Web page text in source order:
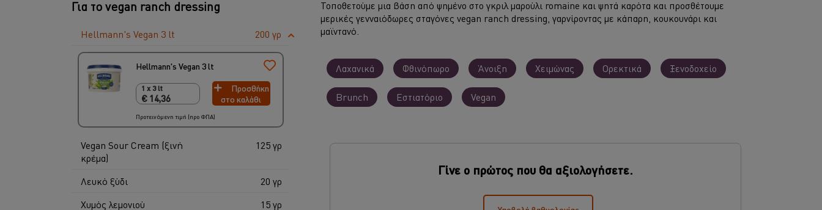
Για το vegan ranch dressing
Hellmann's Vegan 3 lt 200 γρ
Hellmann's Vegan 3 lt
1 x 3 lt
€ 14,36
1 x 3 lt
€ 14,36
Προσθήκη
στο καλάθι
Προτεινόμενη τιμή (προ ΦΠΑ)
Vegan Sour Cream (ξινή
κρέμα)
125 γρ
Λευκό ξύδι
20 γρ
Χυμός λεμονιού
15 γρ
Τοποθετούμε μια βάση από ψημένο στο γκριλ μαρούλι romaine και ψητά καρότα και προσθέτουμε
μερικές γενναιόδωρες σταγόνες vegan ranch dressing, γαρνίροντας με κάπαρη, κουκουνάρι και
μαϊντανό.
Λαχανικά Φθινόπωρο Άνοιξη Χειμώνας Ορεκτικά Ξενοδοχείο
Brunch Εστιατόριο Vegan
Γίνε ο πρώτος που θα αξιολογήσετε.